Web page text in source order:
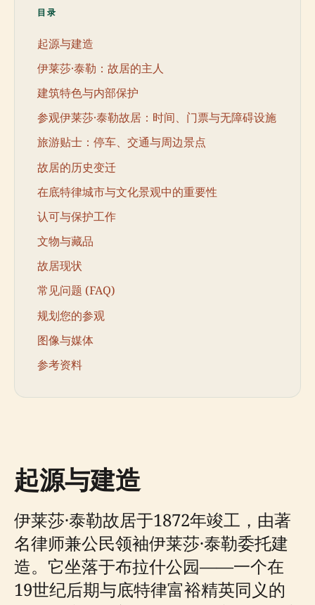
目录
起源与建造
伊莱莎·泰勒：故居的主人
建筑特色与内部保护
参观伊莱莎·泰勒故居：时间、门票与无障碍设施
旅游贴士：停车、交通与周边景点
故居的历史变迁
在底特律城市与文化景观中的重要性
认可与保护工作
文物与藏品
故居现状
常见问题 (FAQ)
规划您的参观
图像与媒体
参考资料
起源与建造
伊莱莎·泰勒故居于1872年竣工，由著
名律师兼公民领袖伊莱莎·泰勒委托建
造。它坐落于布拉什公园——一个在
19世纪后期与底特律富裕精英同义的